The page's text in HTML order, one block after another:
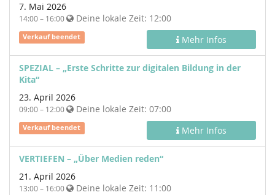
7. Mai 2026
14:00 – 16:00 Deine lokale Zeit: 12:00
Verkauf beendet Mehr Infos
SPEZIAL – „Erste Schritte zur digitalen Bildung in der
Kita“
23. April 2026
09:00 – 12:00 Deine lokale Zeit: 07:00
Verkauf beendet Mehr Infos
VERTIEFEN – „Über Medien reden“
21. April 2026
13:00 – 16:00 Deine lokale Zeit: 11:00